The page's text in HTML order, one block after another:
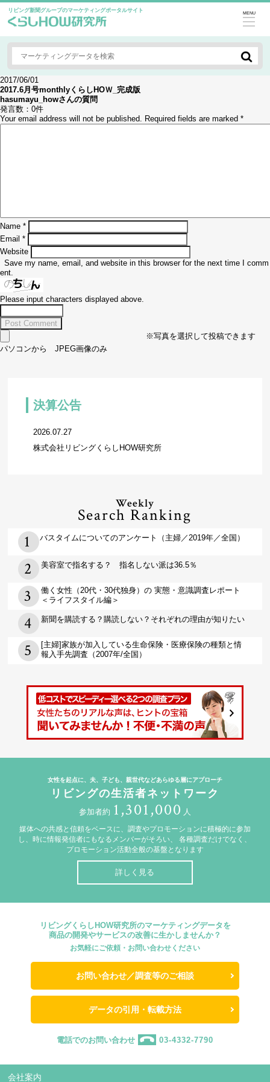
リビング新聞グループのマーケティングポータルサイト MENU
2017/06/01
2017.6月号monthlyくらしHOＷ_完成版
hasumayu_howさんの質問
発言数： 0件
Your email address will not be published. Required fields are marked *
Name *
Email *
Website
Save my name, email, and website in this browser for the next time I comm
ent.
Please input characters displayed above.
※写真を選択して投稿できます
パソコンから JPEG画像のみ
決算公告
2026.07.27
株式会社リビングくらしHOW研究所
Weekly
Search Ranking
バスタイムについてのアンケート（主婦／2019年／全国）
美容室で指名する？ 指名しない派は36.5％
働く女性（20代・30代独身）の 実態・意識調査レポート
＜ライフスタイル編＞
新聞を購読する？購読しない？それぞれの理由が知りたい
[主婦]家族が加入している生命保険・医療保険の種類と情
報入手先調査（2007年/全国）
女性を起点に、夫、子ども、親世代などあらゆる層にアプローチ
リビングの生活者ネットワーク
参加者約 1,301,000 人
媒体への共感と信頼をベースに、調査やプロモーションに積極的に参加
し、時に情報発信者にもなるメンバーがそろい、
各種調査だけでなく、
プロモーション活動全般の基盤となります
詳しく見る
リビングくらしHOW研究所のマーケティングデータを
商品の開発やサービスの改善に生かしませんか？
お気軽にご依頼・お問い合わせください
お問い合わせ／調査等のご相談
データの引用・転載方法
電話でのお問い合わせ 03-4332-7790
会社案内